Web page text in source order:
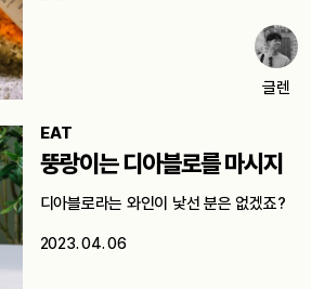
글렌
EAT
뚱랑이는 디아블로를 마시지
디아블로라는 와인이 낯선 분은 없겠죠?
2023. 04. 06